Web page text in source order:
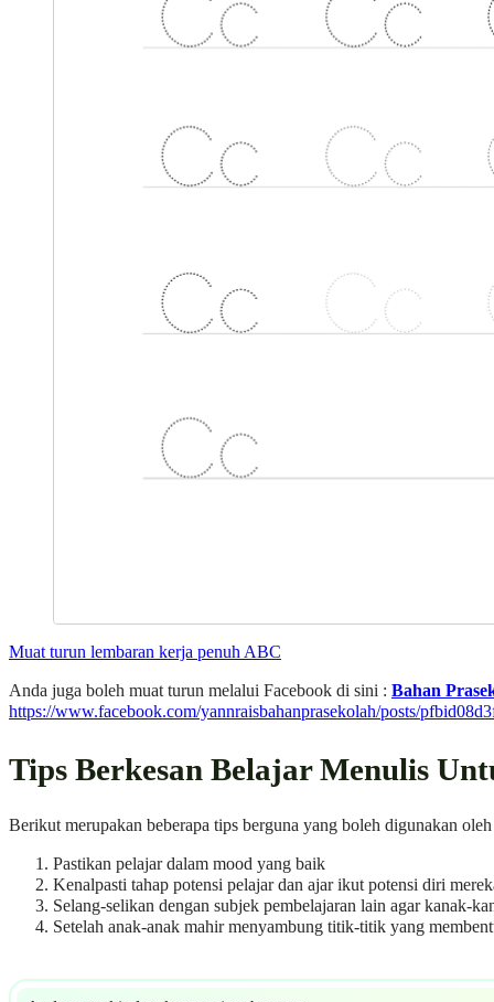
Muat turun lembaran kerja penuh ABC
Anda juga boleh muat turun melalui Facebook di sini : Bahan
https://www.facebook.com/yannraisbahanprasekolah/posts/
Tips Berkesan Belajar Menulis
Berikut merupakan beberapa tips berguna yang boleh digunakan
Pastikan pelajar dalam mood yang baik
Kenalpasti tahap potensi pelajar dan ajar ikut potensi diri
Selang-selikan dengan subjek pembelajaran lain agar kanak-
Setelah anak-anak mahir menyambung titik-titik yang